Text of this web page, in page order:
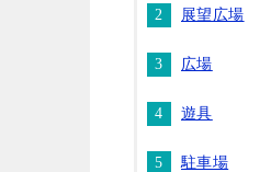
展望広場
広場
遊具
駐車場